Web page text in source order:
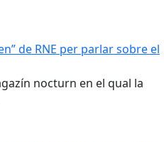
de RNE per parlar sobre el
nocturn en el qual la